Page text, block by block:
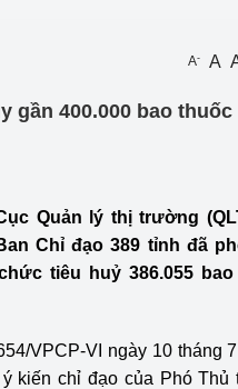
Hoạt động
vụ Việt Nam 2026
của Bộ trưởng
- Công luận
Họp báo
Điểm báo
phát triển
A- A
gần 400.000 bao
Quản lý thị trường
Chỉ đạo 389 tỉnh đã
tiêu huỷ 386.055
VPCP-VI ngày 10 tháng
kiến chỉ đạo của Phó